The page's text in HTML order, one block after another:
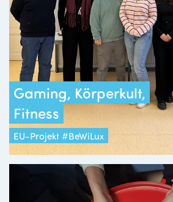
Gaming, Körperkult,
Fitness
EU-Projekt #BeWiLux